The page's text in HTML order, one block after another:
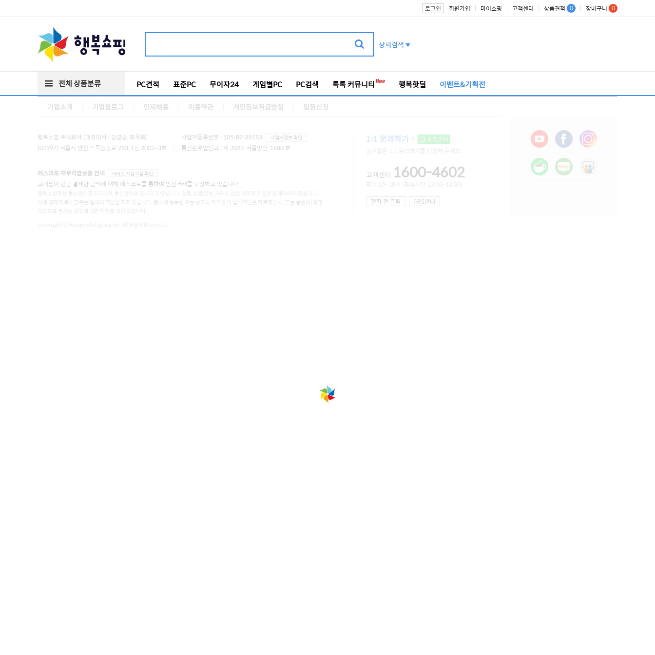
로그인 회원가입 마이쇼핑 고객센터 상품견적 0 장바구니 0
상세검색
전체 상품분류 PC견적 표준PC 무이자24 게임별PC PC검색 톡톡 커뮤니티 행복핫딜 이벤트&기획전
기업소개 기업블로그 인재채용 이용약관 개인정보취급방침 입점신청
행복쇼핑 주식회사 (대표이사 : 강공승, 좌옥희)
(07997) 서울시 양천구 목동동로 293, 1동 2002~3호
사업자등록번호 : 105-87-89183 사업자정보 확인
통신판매업신고 : 제 2023-서울양천-1680 호
에스크로 채무지급보증 안내 서비스 가입사실 확인
고객님이 현금 결제한 금액에 대해 에스크로를 통하여 안전거래를 보장하고 있습니다.
1:1 문의하기
톡톡문의
고객센터 1600-4602
전화 전 클릭
ARS안내